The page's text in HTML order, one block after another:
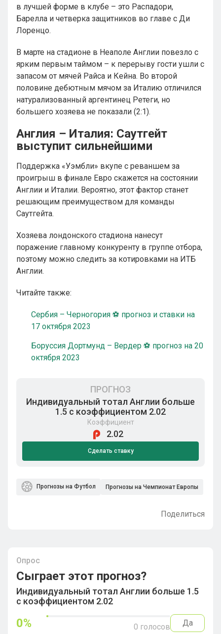
в лучшей форме в клубе – это Распадори,
Барелла и четверка защитников во главе с Ди
Лоренцо.
В марте на стадионе в Неаполе Англии повезло с
ярким первым таймом – к перерыву гости ушли с
запасом от мячей Райса и Кейна. Во второй
половине дебютным мячом за Италию отличился
натурализованный аргентинец Ретеги, но
большего хозяева не показали (2:1).
Англия – Италия: Саутгейт
выступит сильнейшими
Поддержка «Уэмбли» вкупе с реваншем за
проигрыш в финале Евро скажется на состоянии
Англии и Италии. Вероятно, этот фактор станет
решающим преимуществом для команды
Саутгейта.
Хозяева лондонского стадиона нанесут
поражение главному конкуренту в группе отбора,
поэтому можно следить за котировками на ИТБ
Англии.
Читайте также:
Сербия – Черногория ⚽ прогноз и ставки на
17 октября 2023
Боруссия Дортмунд – Вердер ⚽ прогноз на 20
октября 2023
ПРОГНОЗ
Индивидуальный тотал Англии больше
1.5 с коэффициентом 2.02
Коэффициент
2.02
Сделать ставку
Прогнозы на Футбол Прогнозы на Чемпионат Европы
Поделиться
Опрос
Сыграет этот прогноз?
Индивидуальный тотал Англии больше 1.5
с коэффициентом 2.02
0% 0 голосов Да